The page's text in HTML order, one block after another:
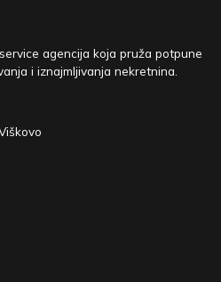
agencija koja pruža potpune
i iznajmljivanja nekretnina.